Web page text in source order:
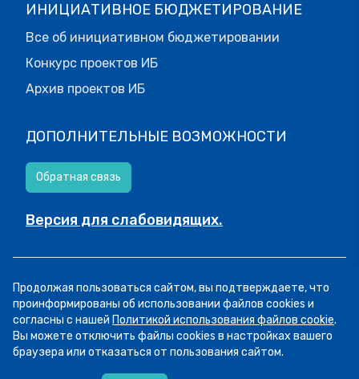
ИНИЦИАТИВНОЕ БЮДЖЕТИРОВАНИЕ
Все об инициативном бюджетировании
Конкурс проектов ИБ
Архив проектов ИБ
ДОПОЛНИТЕЛЬНЫЕ ВОЗМОЖНОСТИ
Обратная связь
Версия для слабовидящих.
Все права защищены.Пользовательское соглашение
Продолжая пользоваться сайтом, вы подтверждаете, что
проинформированы об использовании файлов cookies и
согласны с нашей Политикой использования файлов cookie.
Вы можете отключить файлы cookies в настройках вашего
браузера или отказаться от пользования сайтом.